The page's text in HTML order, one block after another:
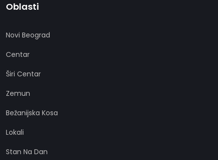
Oblasti
Novi Beograd
Centar
Širi Centar
Zemun
Bežanijska Kosa
Lokali
Stan Na Dan